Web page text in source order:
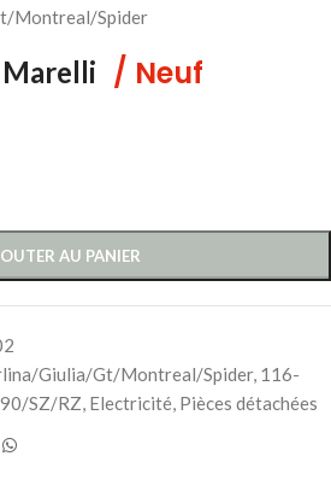
Montreal/Spider
Marelli / Neuf
AU PANIER
Giulia/Gt/Montreal/Spider, 116-
SZ/RZ, Electricité, Pièces détachées